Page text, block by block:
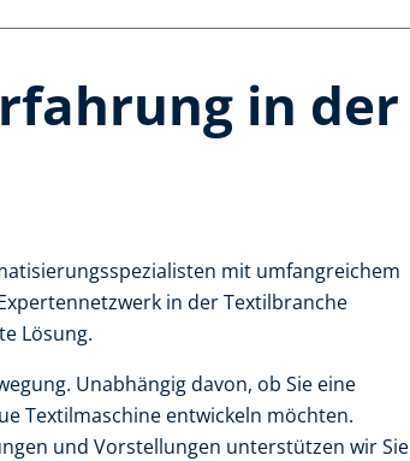
in der
mit umfangreichem
in der Textilbranche
Lösung.
Unabhängig davon, ob Sie eine
Textilmaschine entwickeln möchten.
und Vorstellungen unterstützen wir Sie